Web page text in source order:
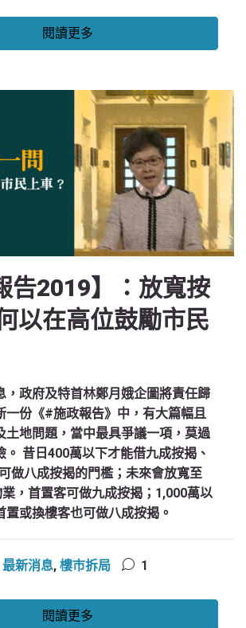
閱讀更多
告2019】：放寬按
以在高位鼓勵市民
，政府及特首林鄭月娥企圖將責任歸
一份《#施政報告》中，有大篇幅且
土地問題，當中最具爭議一項，莫過
。 昔日400萬以下才能借九成按揭、
做八成按揭的門檻；未來會放寬至
，首置客可做九成按揭；1,000萬以
置或換樓客也可做八成按揭。
最新消息, 樓市拆局 1
閱讀更多